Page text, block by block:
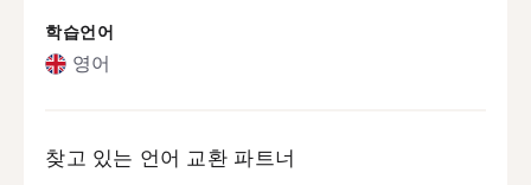
학습언어
영어
찾고 있는 언어 교환 파트너